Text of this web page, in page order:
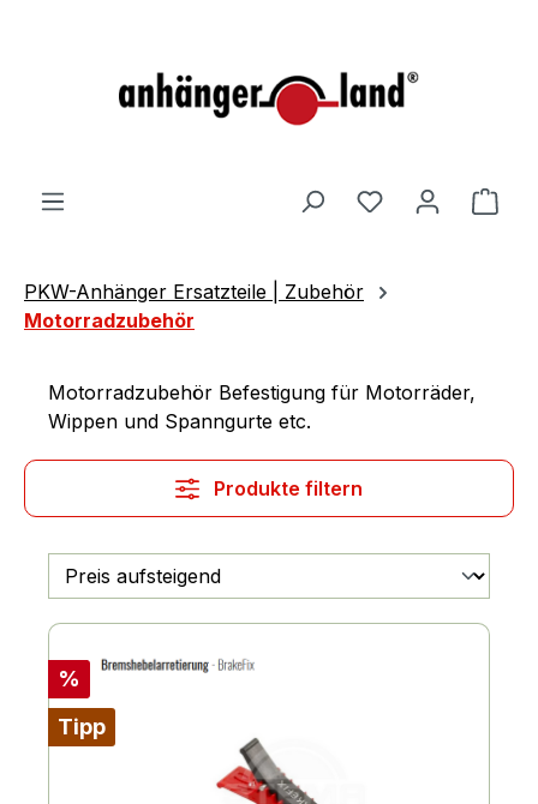
PKW-Anhänger Ersatzteile | Zubehör
Motorradzubehör
Motorradzubehör Befestigung für Motorräder,
Wippen und Spanngurte etc.
Produkte filtern
Rabatt
%
Tipp